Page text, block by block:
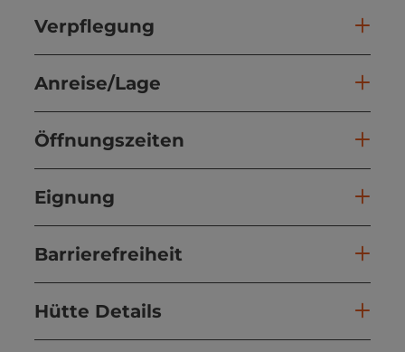
Verpflegung
Anreise/Lage
Öffnungszeiten
Eignung
Barrierefreiheit
Hütte Details